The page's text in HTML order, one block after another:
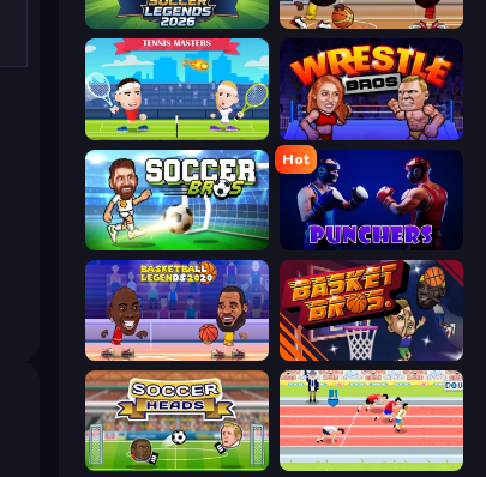
Soccer Legends 2026 Basketball Stars
Tennis Masters Wrestle Bros
Soccer Bros
Hot
Punchers
Basketball Legends 2020 BasketBros
Soccer Heads Sports Hero